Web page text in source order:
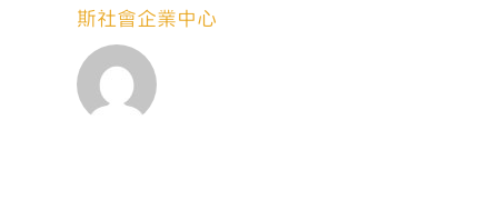
斯社會企業中心